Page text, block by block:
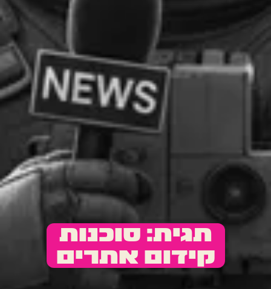
תגית: סוכנות
קידום אתרים